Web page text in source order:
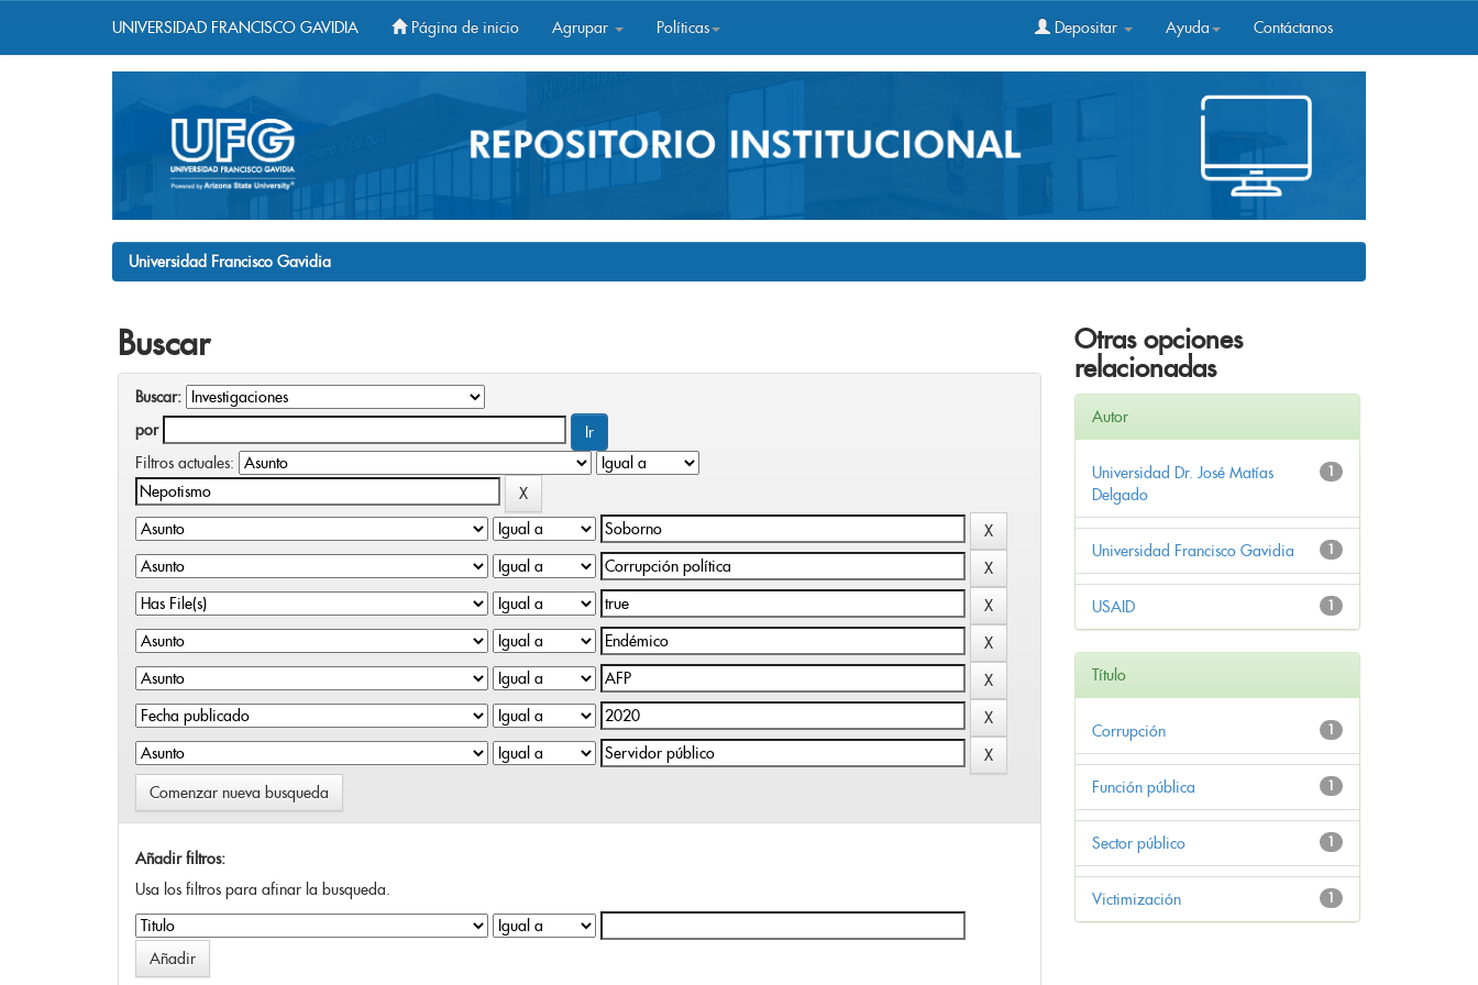
UNIVERSIDAD FRANCISCO GAVIDIA Página de inicio Agrupar Políticas Depositar Ayuda Contáctanos
Universidad Francisco Gavidia
Buscar
Buscar:
por
Filtros actuales:
Comenzar nueva busqueda
Añadir filtros:
Usa los filtros para afinar la busqueda.
Otras opciones
relacionadas
Autor
1
Universidad Dr. José Matías
Delgado
1
Universidad Francisco Gavidia
1
USAID
Título
1
Corrupción
1
Función pública
1
Sector público
1
Victimización